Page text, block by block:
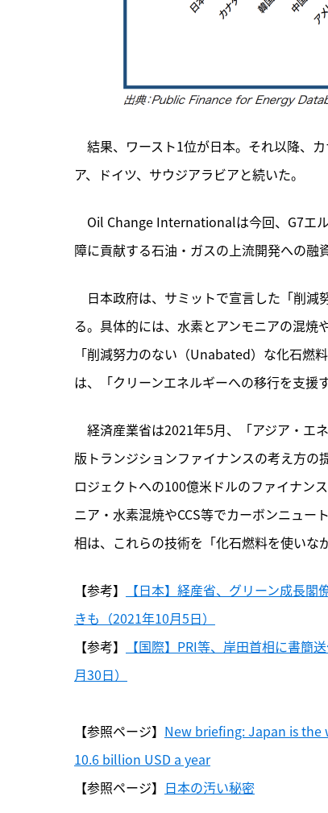
結果、ワースト1位が日本。それ以降、
ア、ドイツ、サウジアラビアと続いた。
Oil Change Internationalは今回、G7エ
障に貢献する石油・ガスの上流開発への融
日本政府は、サミットで宣言した「削減
る。具体的には、水素とアンモニアの混焼
「削減努力のない（Unabated）な化石
は、「クリーンエネルギーへの移行を支援
経済産業省は2021年5月、「アジア・エ
版トランジションファイナンスの考え方
ロジェクトへの100億米ドルのファイナン
ニア・水素混焼やCCS等でカーボンニュ
相は、これらの技術を「化石燃料を使いな
【参考】
【日本】経産省、グリーン成長
きも（2021年10月5日）
【参考】
【国際】PRI等、岸田首相に書簡
月30日）
【参照ページ】 New briefing: Japan is
10.6 billion USD a year
【参照ページ】 日本の汚い秘密